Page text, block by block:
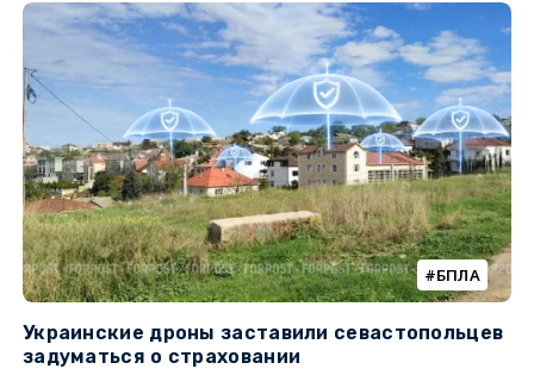
БПЛА
Украинские дроны заставили севастопольцев
задуматься о страховании